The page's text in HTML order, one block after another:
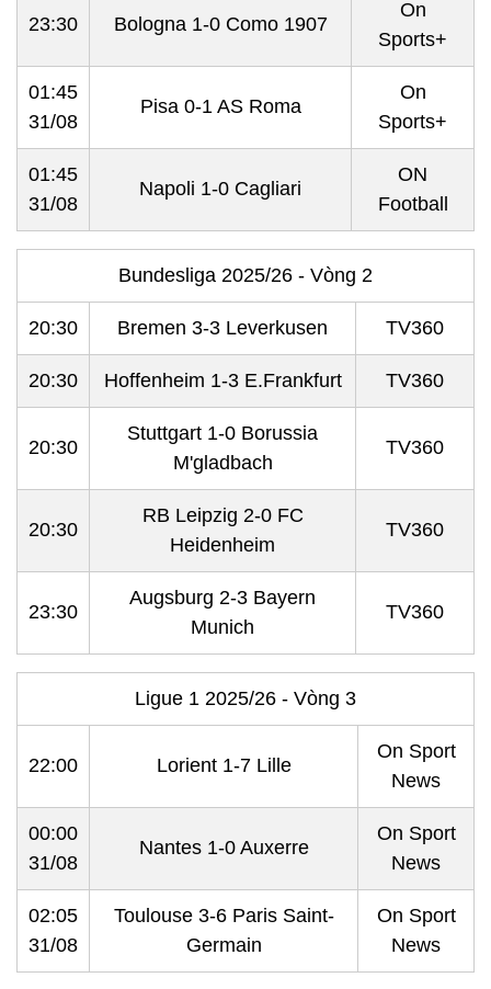
23:30 Bologna 1-0 Como 1907
On
Sports+
01:45
31/08
Pisa 0-1 AS Roma
On
Sports+
01:45
31/08
Napoli 1-0 Cagliari
ON
Football
Bundesliga 2025/26 - Vòng 2
20:30 Bremen 3-3 Leverkusen TV360
20:30 Hoffenheim 1-3 E.Frankfurt TV360
20:30
Stuttgart 1-0 Borussia
M'gladbach
TV360
20:30
RB Leipzig 2-0 FC
Heidenheim
TV360
23:30
Augsburg 2-3 Bayern
Munich
TV360
Ligue 1 2025/26 - Vòng 3
22:00 Lorient 1-7 Lille
On Sport
News
00:00
31/08
Nantes 1-0 Auxerre
On Sport
News
02:05
31/08
Toulouse 3-6 Paris Saint-
Germain
On Sport
News